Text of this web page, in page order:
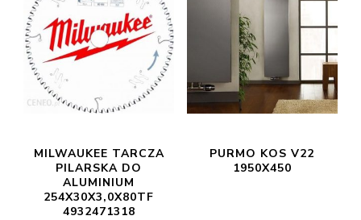
MILWAUKEE TARCZA
PILARSKA DO
ALUMINIUM
254X30X3,0X80TF
4932471318
PURMO KOS V22
1950X450